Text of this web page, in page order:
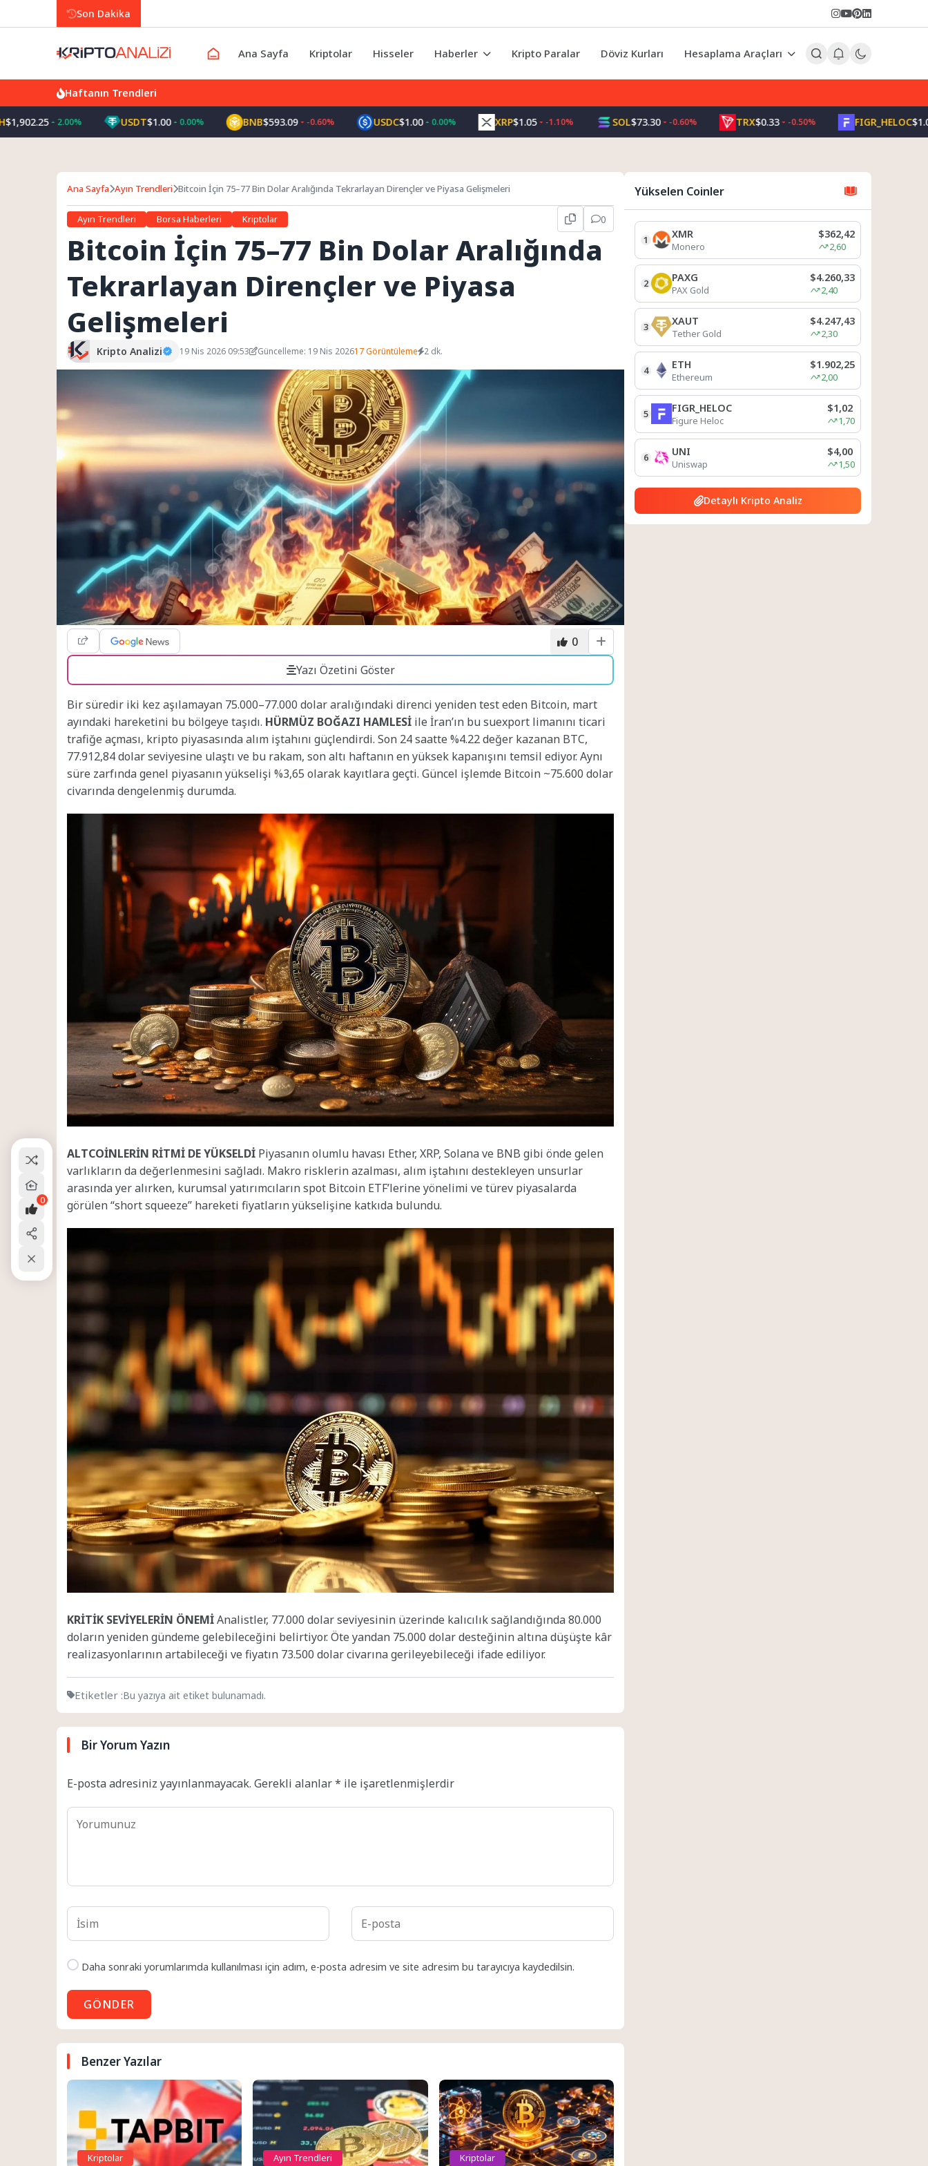
Son Dakika
Ana Sayfa Kriptolar Hisseler Haberler Kripto Paralar Döviz Kurları Hesaplama Araçları
Haftanın Trendleri
2.00% USDT $1.00 0.00% BNB $593.09 -0.60% USDC $1.00 0.00% XRP $1.05 -1.10% SOL $73.30 -0.60% TRX $0.33 -0.50% FIGR_HELOC$1.02 1.70%
Ana Sayfa Ayın Trendleri Bitcoin İçin 75–77 Bin Dolar Aralığında Tekrarlayan Dirençler ve Piyasa Gelişmeleri
Ayın Trendleri Borsa Haberleri Kriptolar 0
Bitcoin İçin 75–77 Bin Dolar Aralığında
Tekrarlayan Dirençler ve Piyasa
Gelişmeleri
Kripto Analizi 19 Nis 2026 09:53 Güncelleme: 19 Nis 202617 Görüntüleme 2 dk.
0
Yazı Özetini Göster
Bir süredir iki kez aşılamayan 75.000–77.000 dolar aralığındaki direnci yeniden test eden Bitcoin, mart
ayındaki hareketini bu bölgeye taşıdı. HÜRMÜZ BOĞAZI HAMLESİ ile İran’ın bu suexport limanını ticari
trafiğe açması, kripto piyasasında alım iştahını güçlendirdi. Son 24 saatte %4.22 değer kazanan BTC,
77.912,84 dolar seviyesine ulaştı ve bu rakam, son altı haftanın en yüksek kapanışını temsil ediyor. Aynı
süre zarfında genel piyasanın yükselişi %3,65 olarak kayıtlara geçti. Güncel işlemde Bitcoin ~75.600 dolar
civarında dengelenmiş durumda.
ALTCOİNLERİN RİTMİ DE YÜKSELDİ Piyasanın olumlu havası Ether, XRP, Solana ve BNB gibi önde gelen
varlıkların da değerlenmesini sağladı. Makro risklerin azalması, alım iştahını destekleyen unsurlar
arasında yer alırken, kurumsal yatırımcıların spot Bitcoin ETF’lerine yönelimi ve türev piyasalarda
görülen “short squeeze” hareketi fiyatların yükselişine katkıda bulundu.
KRİTİK SEVİYELERİN ÖNEMİAnalistler, 77.000 dolar seviyesinin üzerinde kalıcılık sağlandığında 80.000
doların yeniden gündeme gelebileceğini belirtiyor. Öte yandan 75.000 dolar desteğinin altına düşüşte kâr
realizasyonlarının artabileceği ve fiyatın 73.500 dolar civarına gerileyebileceği ifade ediliyor.
Etiketler :Bu yazıya ait etiket bulunamadı.
Bir Yorum Yazın
E-posta adresiniz yayınlanmayacak. Gerekli alanlar* ile işaretlenmişlerdir
Daha sonraki yorumlarımda kullanılması için adım, e-posta adresim ve site adresim bu tarayıcıya kaydedilsin.
GÖNDER
Benzer Yazılar
Kriptolar Ayın Trendleri Kriptolar
Yükselen Coinler
1 XMR
Monero
$362,42
2,60
2 PAXG
PAX Gold
$4.260,33
2,40
3 XAUT
Tether Gold
$4.247,43
2,30
4 ETH
Ethereum
$1.902,25
2,00
5 FIGR_HELOC
Figure Heloc
$1,02
1,70
6 UNI
Uniswap
$4,00
1,50
Detaylı Kripto Analiz
0